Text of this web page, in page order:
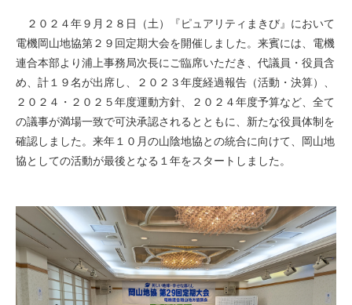
２０２４年９月２８日（土）『ピュアリティまきび』において
電機岡山地協第２９回定期大会を開催しました。来賓には、電機
連合本部より浦上事務局次長にご臨席いただき、代議員・役員含
め、計１９名が出席し、２０２３年度経過報告（活動・決算）、
２０２４・２０２５年度運動方針、２０２４年度予算など、全て
の議事が満場一致で可決承認されるとともに、新たな役員体制を
確認しました。来年１０月の山陰地協との統合に向けて、岡山地
協としての活動が最後となる１年をスタートしました。